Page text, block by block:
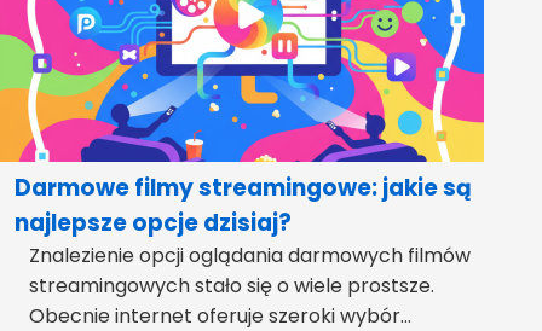
Darmowe filmy streamingowe: jakie są
najlepsze opcje dzisiaj?
Znalezienie opcji oglądania darmowych filmów
streamingowych stało się o wiele prostsze.
Obecnie internet oferuje szeroki wybór...